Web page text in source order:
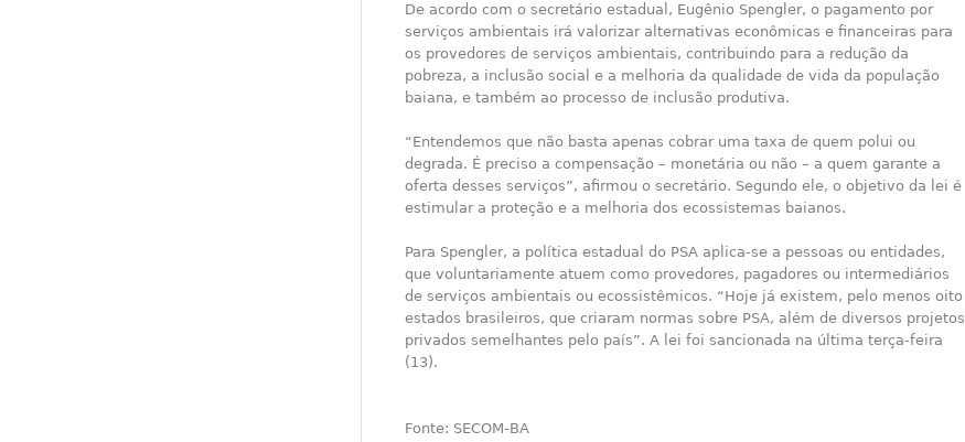
De acordo com o secretário estadual, Eugênio Spengler, o pagamento por
serviços ambientais irá valorizar alternativas econômicas e financeiras para
os provedores de serviços ambientais, contribuindo para a redução da
pobreza, a inclusão social e a melhoria da qualidade de vida da população
baiana, e também ao processo de inclusão produtiva.
“Entendemos que não basta apenas cobrar uma taxa de quem polui ou
degrada. É preciso a compensação – monetária ou não – a quem garante a
oferta desses serviços”, afirmou o secretário. Segundo ele, o objetivo da lei é
estimular a proteção e a melhoria dos ecossistemas baianos.
Para Spengler, a política estadual do PSA aplica-se a pessoas ou entidades,
que voluntariamente atuem como provedores, pagadores ou intermediários
de serviços ambientais ou ecossistêmicos. “Hoje já existem, pelo menos oito
estados brasileiros, que criaram normas sobre PSA, além de diversos projetos
privados semelhantes pelo país”. A lei foi sancionada na última terça-feira
(13).
Fonte: SECOM-BA